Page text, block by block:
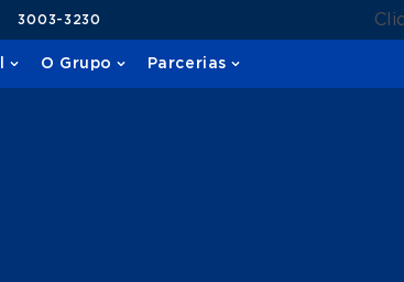
3003-3230
O Grupo Parcerias